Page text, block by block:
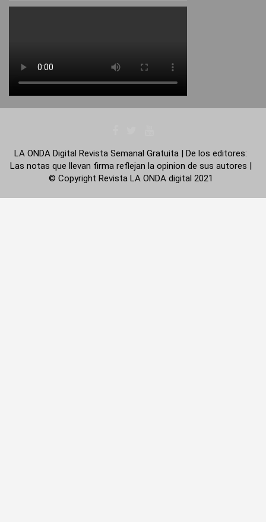
LA ONDA Digital Revista Semanal Gratuita | De los editores:
Las notas que llevan firma reflejan la opinion de sus autores |
© Copyright Revista LA ONDA digital 2021